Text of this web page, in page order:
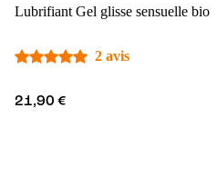
Lubrifiant Gel glisse sensuelle bio
2 avis
21,90 €